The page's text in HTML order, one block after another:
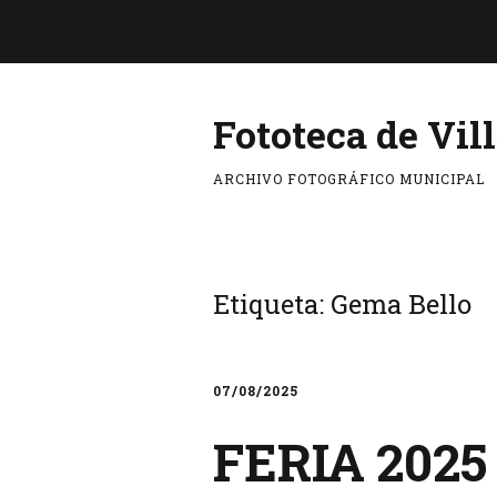
Fototeca de
ARCHIVO FOTOGRÁFICO MUNICIPAL
Etiqueta: Gema Bello
07/08/2025
FERIA 2025